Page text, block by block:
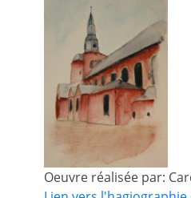
Oeuvre réalisée par: